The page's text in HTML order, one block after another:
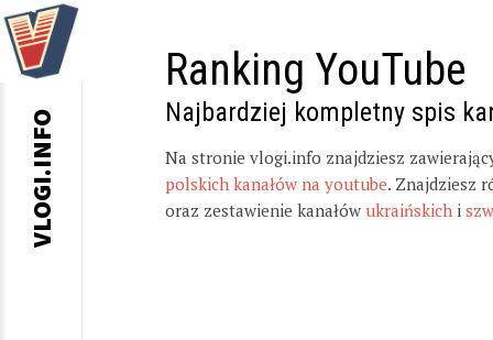
Ranking YouTube
Najbardziej kompletny spis
Na stronie vlogi.info znajdziesz
polskich kanałów na youtube. Znajdziesz
oraz zestawienie kanałów ukraińskich i
VLOGI.INFO